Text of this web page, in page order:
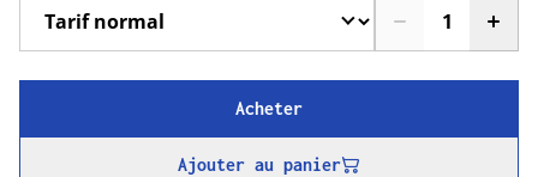
Acheter
Ajouter au panier